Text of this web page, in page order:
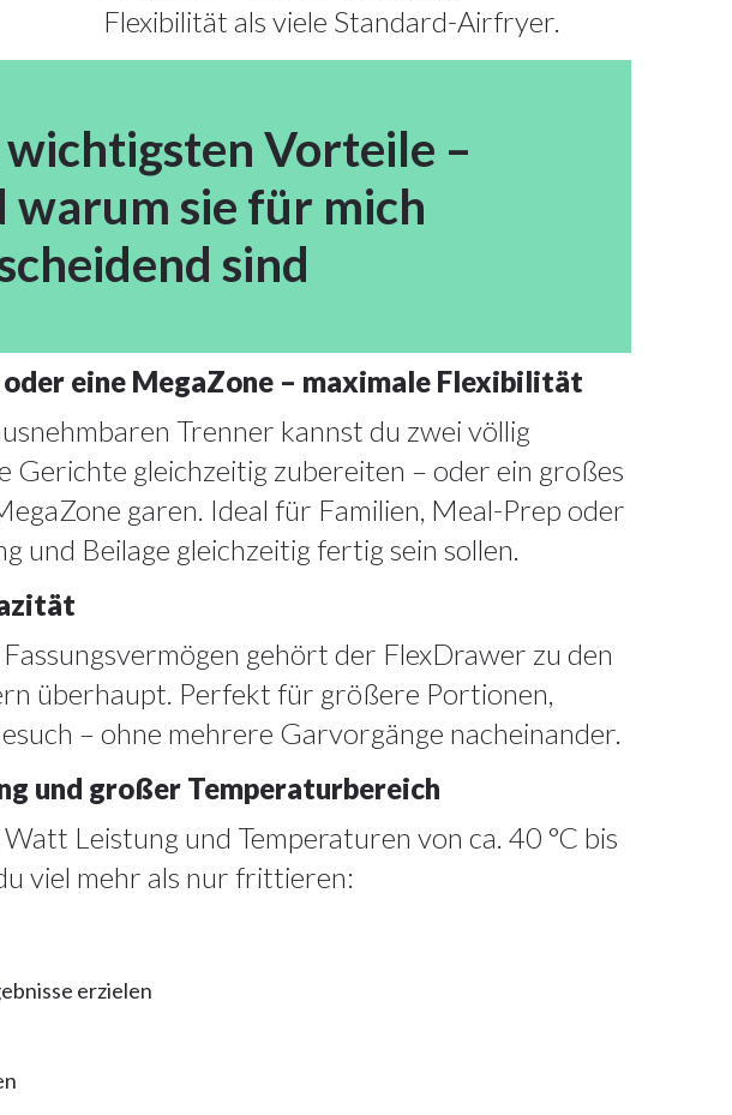
Flexibilität als viele Standard-Airfryer.
wichtigsten Vorteile –
warum sie für mich
sind
eine MegaZone – maximale Flexibilität
Trenner kannst du zwei völlig
Gerichte gleichzeitig zubereiten – oder ein großes
garen. Ideal für Familien, Meal-Prep oder
und Beilage gleichzeitig fertig sein sollen.
gehört der FlexDrawer zu den
überhaupt. Perfekt für größere Portionen,
– ohne mehrere Garvorgänge nacheinander.
und großer Temperaturbereich
Leistung und Temperaturen von ca. 40 °C bis
viel mehr als nur frittieren:
erzielen